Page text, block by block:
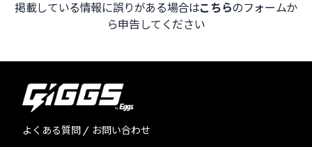
掲載している情報に誤りがある場合はこちらのフォームか
ら申告してください
よくある質問 / お問い合わせ